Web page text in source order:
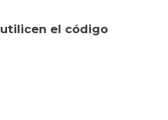
el código